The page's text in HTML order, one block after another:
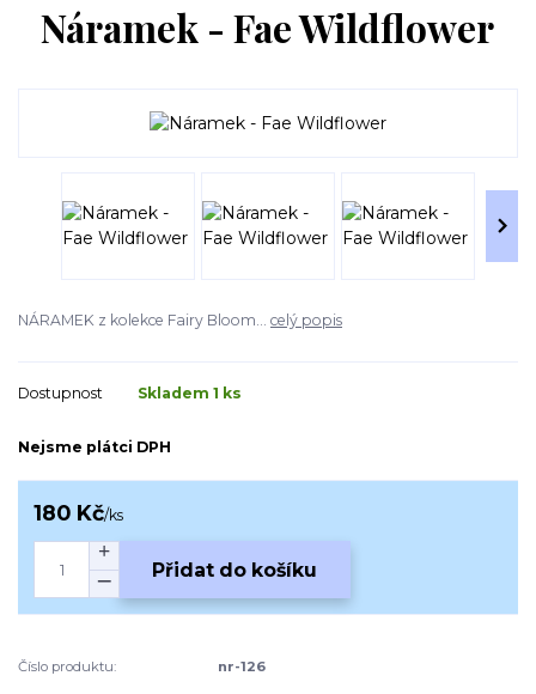
Náramek - Fae Wildflower
NÁRAMEK z kolekce Fairy Bloom... celý popis
Dostupnost Skladem 1 ks
Nejsme plátci DPH
180 Kč/ks
Přidat do košíku
Číslo produktu: nr-126